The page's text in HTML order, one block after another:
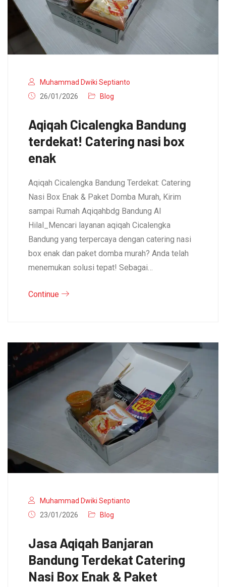
Muhammad Dwiki Septianto
26/01/2026
Blog
Aqiqah Cicalengka Bandung
terdekat! Catering nasi box
enak
Aqiqah Cicalengka Bandung Terdekat: Catering
Nasi Box Enak & Paket Domba Murah, Kirim
sampai Rumah Aqiqahbdg Bandung Al
Hilal_Mencari layanan aqiqah Cicalengka
Bandung yang terpercaya dengan catering nasi
box enak dan paket domba murah? Anda telah
menemukan solusi tepat! Sebagai…
Continue
Muhammad Dwiki Septianto
23/01/2026
Blog
Jasa Aqiqah Banjaran
Bandung Terdekat Catering
Nasi Box Enak & Paket